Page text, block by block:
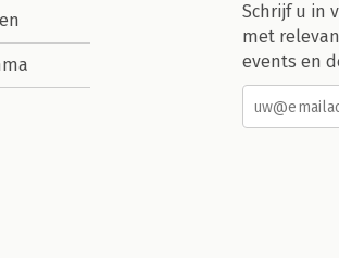
Schrijf u in
met
events en